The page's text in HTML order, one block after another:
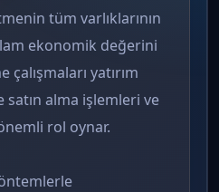
tüm varlıklarının
ekonomik değerini
yatırım
satın alma işlemleri ve
rol oynar.